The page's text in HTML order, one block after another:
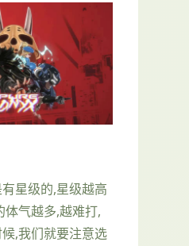
星级的,星级越高
体气越多,越难打,
,我们就要注意选